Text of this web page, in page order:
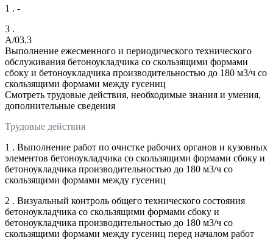
1 . -
3 .
A/03.3
Выполнение ежесменного и периодического технического
обслуживания бетоноукладчика со скользящими формами
сбоку и бетоноукладчика производительностью до 180 м3/ч со
скользящими формами между гусениц
Смотреть трудовые действия, необходимые знания и умения,
дополнительные сведения
Трудовые действия
1 . Выполнение работ по очистке рабочих органов и кузовных
элементов бетоноукладчика со скользящими формами сбоку и
бетоноукладчика производительностью до 180 м3/ч со
скользящими формами между гусениц
2 . Визуальный контроль общего технического состояния
бетоноукладчика со скользящими формами сбоку и
бетоноукладчика производительностью до 180 м3/ч со
скользящими формами между гусениц перед началом работ